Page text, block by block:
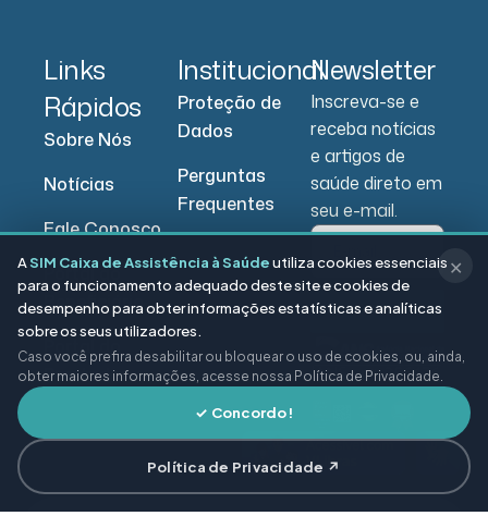
Links
Rápidos
Sobre Nós
Notícias
Fale Conosco
Portal do
Beneficiário
Portal do
Prestador
Institucional
Proteção de
Dados
Perguntas
Frequentes
Newsletter
Inscreva-se e
receba notícias
e artigos de
saúde direto em
seu e-mail.
Enviar
ASIM Caixa de Assistência à Saúdeutiliza cookies essenciais
para o funcionamento adequado deste site e cookies de
desempenho para obter informações estatísticas e analíticas
sobre os seus utilizadores.
Caso você prefira desabilitar ou bloquear o uso de cookies, ou, ainda,
obter maiores informações, acesse nossa Política de Privacidade.
✓ Concordo!
Política de Privacidade ↗
✕